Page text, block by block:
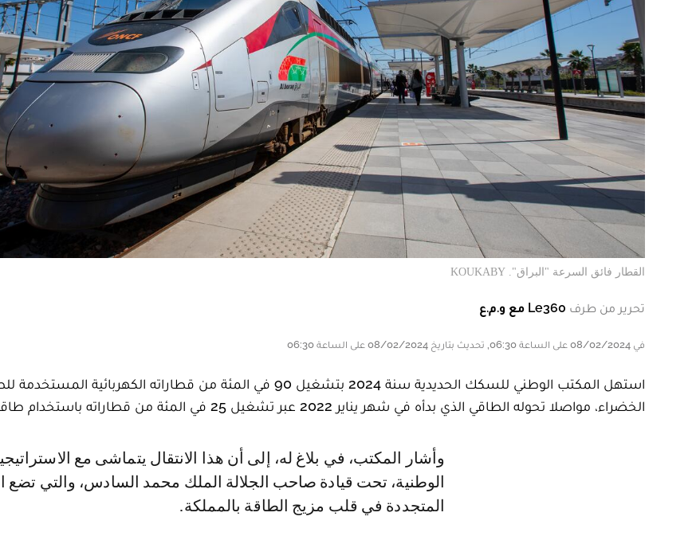
القطار فائق السرعة "البراق". KOUKABY
تحرير من طرف Le360 مع و.م.ع
في 08/02/2024 على الساعة 06:30, تحديث بتاريخ 08/02/2024 على الساعة 06:30
استهل المكتب الوطني للسكك الحديدية سنة 2024 بتشغيل 90 في المئة من قطاراته الكهربائية
الخضراء، مواصلا تحوله الطاقي الذي بدأه في شهر يناير 2022 عبر تشغيل 25 في المئة من قطاراته باستخدام طاقة الرياح.
وأشار المكتب، في بلاغ له، إلى أن هذا الانتقال يتماشى مع الاستراتيجية الطاقية
الوطنية، تحت قيادة صاحب الجلالة الملك محمد السادس، والتي تضع
المتجددة في قلب مزيج الطاقة بالمملكة.